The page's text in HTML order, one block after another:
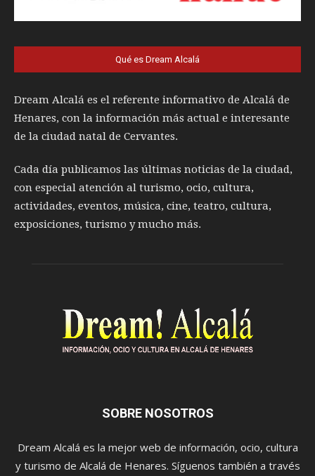
Qué es Dream Alcalá
Dream Alcalá es el referente informativo de Alcalá de
Henares, con la información más actual e interesante
de la ciudad natal de Cervantes.
Cada día publicamos las últimas noticias de la ciudad,
con especial atención al turismo, ocio, cultura,
actividades, eventos, música, cine, teatro, cultura,
exposiciones, turismo y mucho más.
SOBRE NOSOTROS
Dream Alcalá es la mejor web de información, ocio, cultura
y turismo de Alcalá de Henares. Síguenos también a través